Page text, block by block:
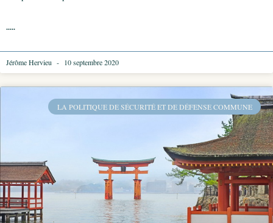
.....
Jérôme Hervieu 10 septembre 2020
LA POLITIQUE DE SÉCURITÉ ET DE DÉFENSE COMMUNE